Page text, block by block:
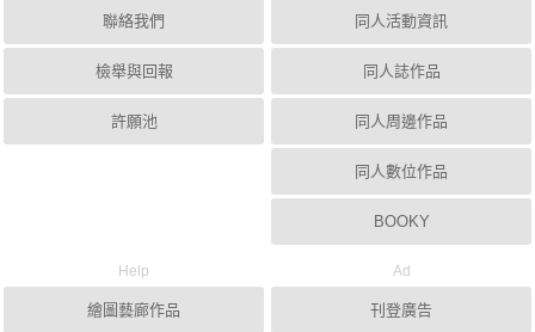
聯絡我們
檢舉與回報
許願池
同人活動資訊
同人誌作品
同人周邊作品
同人數位作品
BOOKY
Help
繪圖藝廊作品
Ad
刊登廣告